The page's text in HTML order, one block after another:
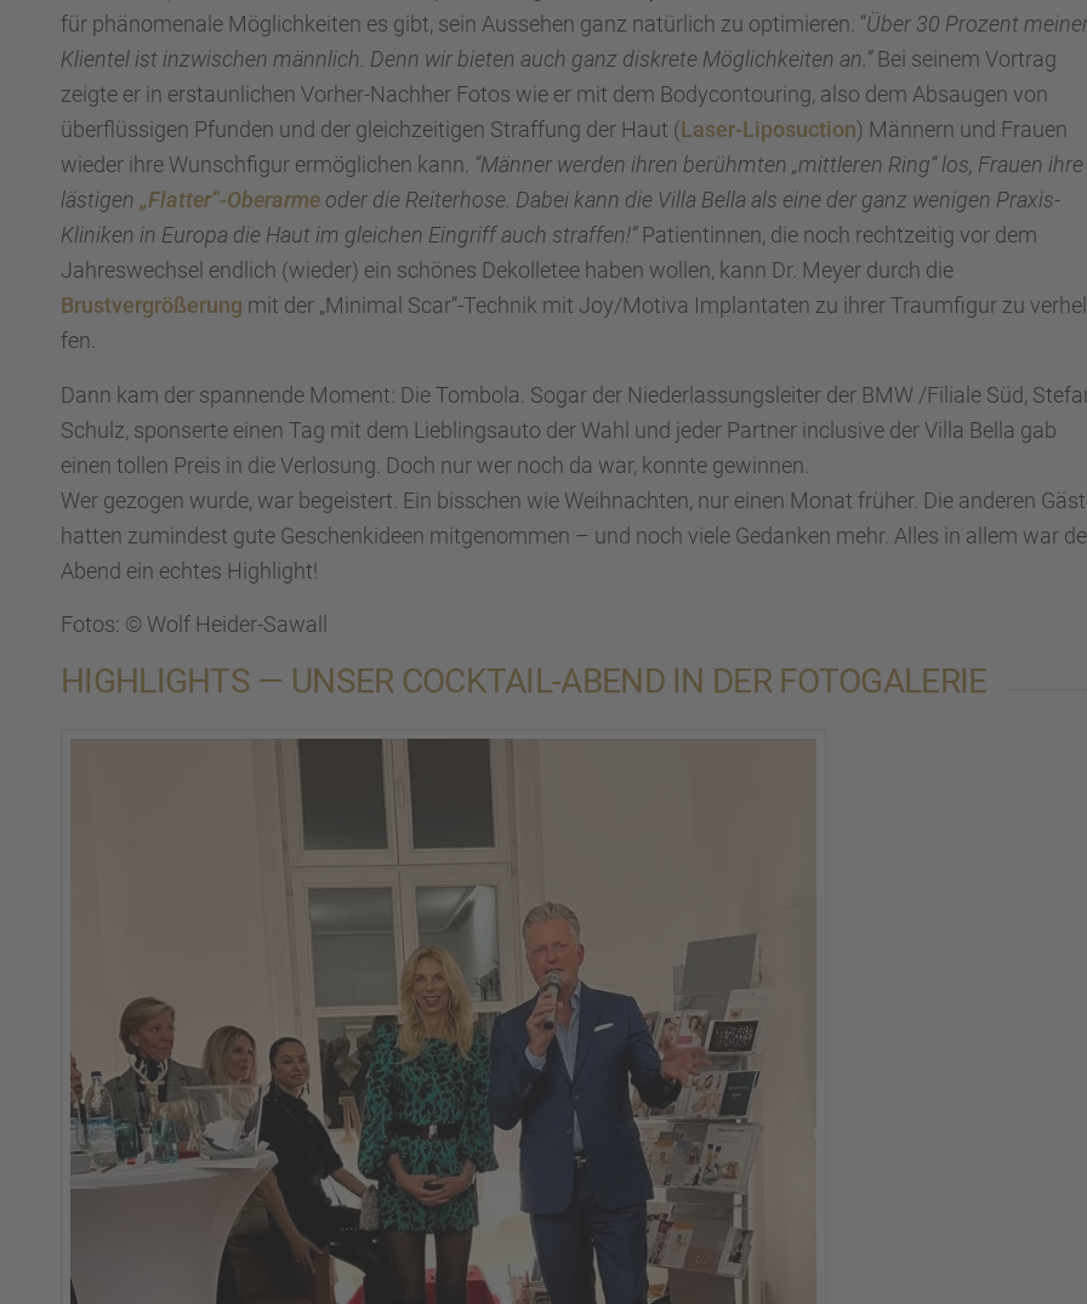
für phäno­me­nale Möglich­kei­ten es gibt, sein Ausse­hen ganz natür­lich zu optimie­ren. “Über 30 Prozent
Klien­tel ist inzwi­schen männlich. Denn wir bieten auch ganz diskrete Möglich­kei­ten an.”Bei seinem Vortrag
zeigte er in erstaun­li­chen Vorher-Nachher Fotos wie er mit dem Bodycon­tou­ring, also dem Absau­gen von
überflüs­si­gen Pfunden und der gleich­zei­ti­gen Straf­fung der Haut (Laser-Liposuc­tion) Männern und Frauen
wieder ihre Wunsch­fi­gur ermög­li­chen kann. “Männer werden ihren berühm­ten „mittle­ren Ring“ los, Frauen ihre
lästi­gen „Flatter“-Oberarme oder die Reiter­hose. Dabei kann die Villa Bella als eine der ganz wenigen Praxis-
Klini­ken in Europa die Haut im gleichen Eingriff auch straf­fen!”Patien­tin­nen, die noch recht­zei­tig vor dem
Jahres­wech­sel endlich (wieder) ein schönes Dekol­le­tee haben wollen, kann Dr. Meyer durch die
Brust­ver­grö­ße­rung mit der „Minimal Scar“-Technik mit Joy/Motiva Implan­ta­ten zu ihrer Traum­fi­gur zu
fen.
Dann kam der spannende Moment: Die Tombola. Sogar der Nieder­las­sungs­lei­ter der BMW /Filiale Süd,
Schulz, sponserte einen Tag mit dem Lieblings­auto der Wahl und jeder Partner inclu­sive der Villa Bella gab
einen tollen Preis in die Verlo­sung. Doch nur wer noch da war, konnte gewin­nen.
Wer gezogen wurde, war begeis­tert. Ein bisschen wie Weihnach­ten, nur einen Monat früher. Die anderen
hatten zumin­dest gute Geschenk­ideen mitge­nom­men – und noch viele Gedan­ken mehr. Alles in allem war
Abend ein echtes Highlight!
Fotos: © Wolf Heider-Sawall
HIGHLIGHTS — UNSER COCKTAIL-ABEND IN DER FOTOGA­LE­RIE